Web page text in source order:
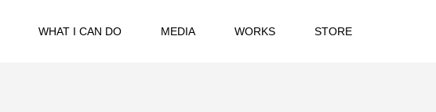
WHAT I CAN DO MEDIA WORKS STORE